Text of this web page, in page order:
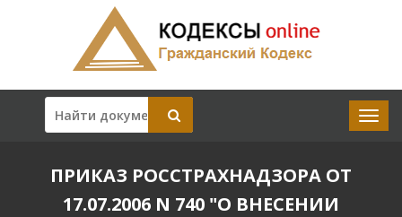
ПРИКАЗ РОССТРАХНАДЗОРА ОТ
17.07.2006 N 740 "О ВНЕСЕНИИ